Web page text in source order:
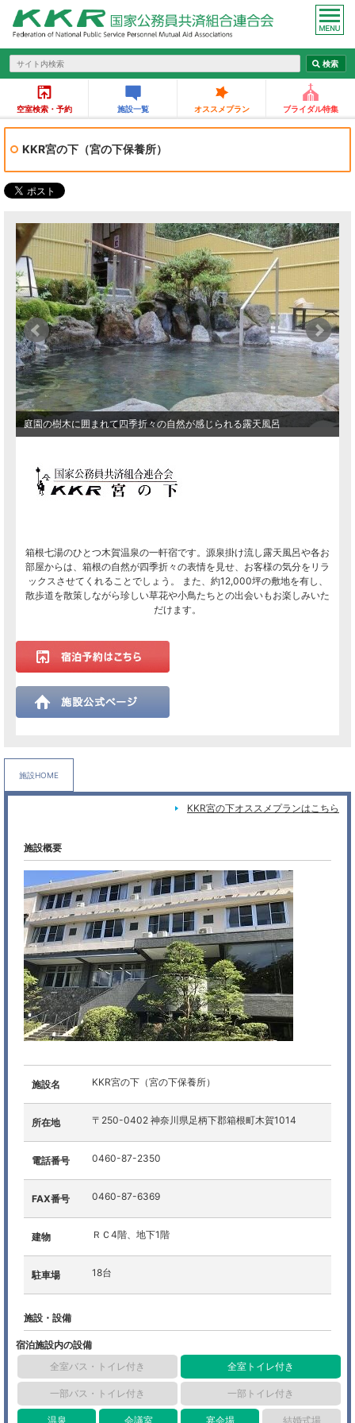
空室検索・予約 施設一覧 オススメプラン ブライダル特集
KKR宮の下（宮の下保養所）
庭園の樹木に囲まれて四季折々の自然が感じられる露天風呂
箱根七湯のひとつ木賀温泉の一軒宿です。源泉掛け流し露天風呂や各お
部屋からは、箱根の自然が四季折々の表情を見せ、お客様の気分をリラ
ックスさせてくれることでしょう。 また、約12,000坪の敷地を有し、
散歩道を散策しながら珍しい草花や小鳥たちとの出会いもお楽しみいた
だけます。
施設HOME
KKR宮の下オススメプランはこちら
施設概要
施設名 KKR宮の下（宮の下保養所）
所在地 〒250-0402 神奈川県足柄下郡箱根町木賀1014
電話番号 0460-87-2350
FAX番号 0460-87-6369
建物 ＲＣ4階、地下1階
駐車場 18台
施設・設備
宿泊施設内の設備
全室バス・トイレ付き 全室トイレ付き
一部バス・トイレ付き 一部トイレ付き
温泉 会議室 宴会場 結婚式場